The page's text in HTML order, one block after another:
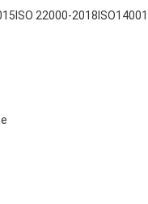
22000-2018ISO14001